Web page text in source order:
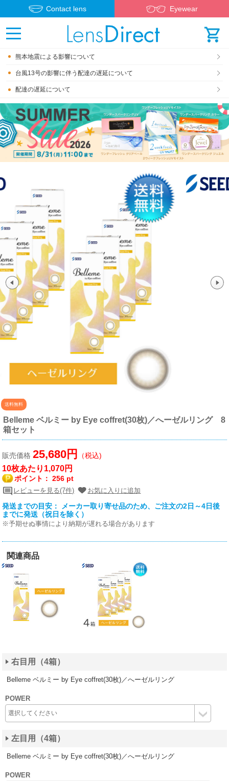
Contact lens Eyewear
熊本地震による影響について
台風13号の影響に伴う配達の遅延について
配達の遅延について
送料無料
Belleme ベルミー by Eye coffret(30枚)／へーゼルリング 8
箱セット
販売価格25,680円 （税込)
10枚あたり1,070円
ポイント：256 pt
レビューを見る(7件) お気に入りに追加
発送までの目安： メーカー取り寄せ品のため、ご注文の2日～4日後
までに発送（祝日を除く）
※予期せぬ事情により納期が遅れる場合があります
関連商品
右目用（4箱）
Belleme ベルミー by Eye coffret(30枚)／へーゼルリング
POWER
左目用（4箱）
Belleme ベルミー by Eye coffret(30枚)／へーゼルリング
POWER